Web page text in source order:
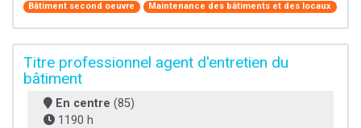
Bâtiment second oeuvre Maintenance des bâtiments et des locaux
Titre professionnel agent d'entretien du
bâtiment
En centre (85)
1190 h